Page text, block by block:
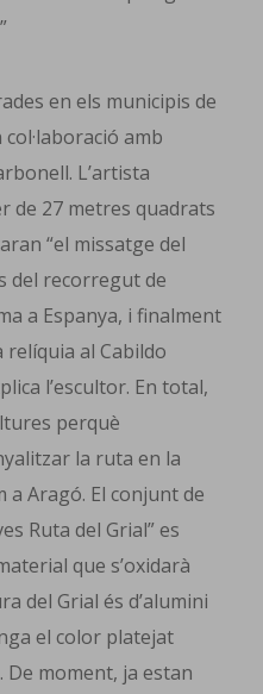
en els municipis de
amb
L’artista
de 27 metres quadrats
“el missatge del
del recorregut de
a Espanya, i finalment
relíquia al Cabildo
l’escultor. En total,
perquè
la ruta en la
a Aragó. El conjunt de
Ruta del Grial” es
que s’oxidarà
del Grial és d’alumini
el color platejat
moment, ja estan